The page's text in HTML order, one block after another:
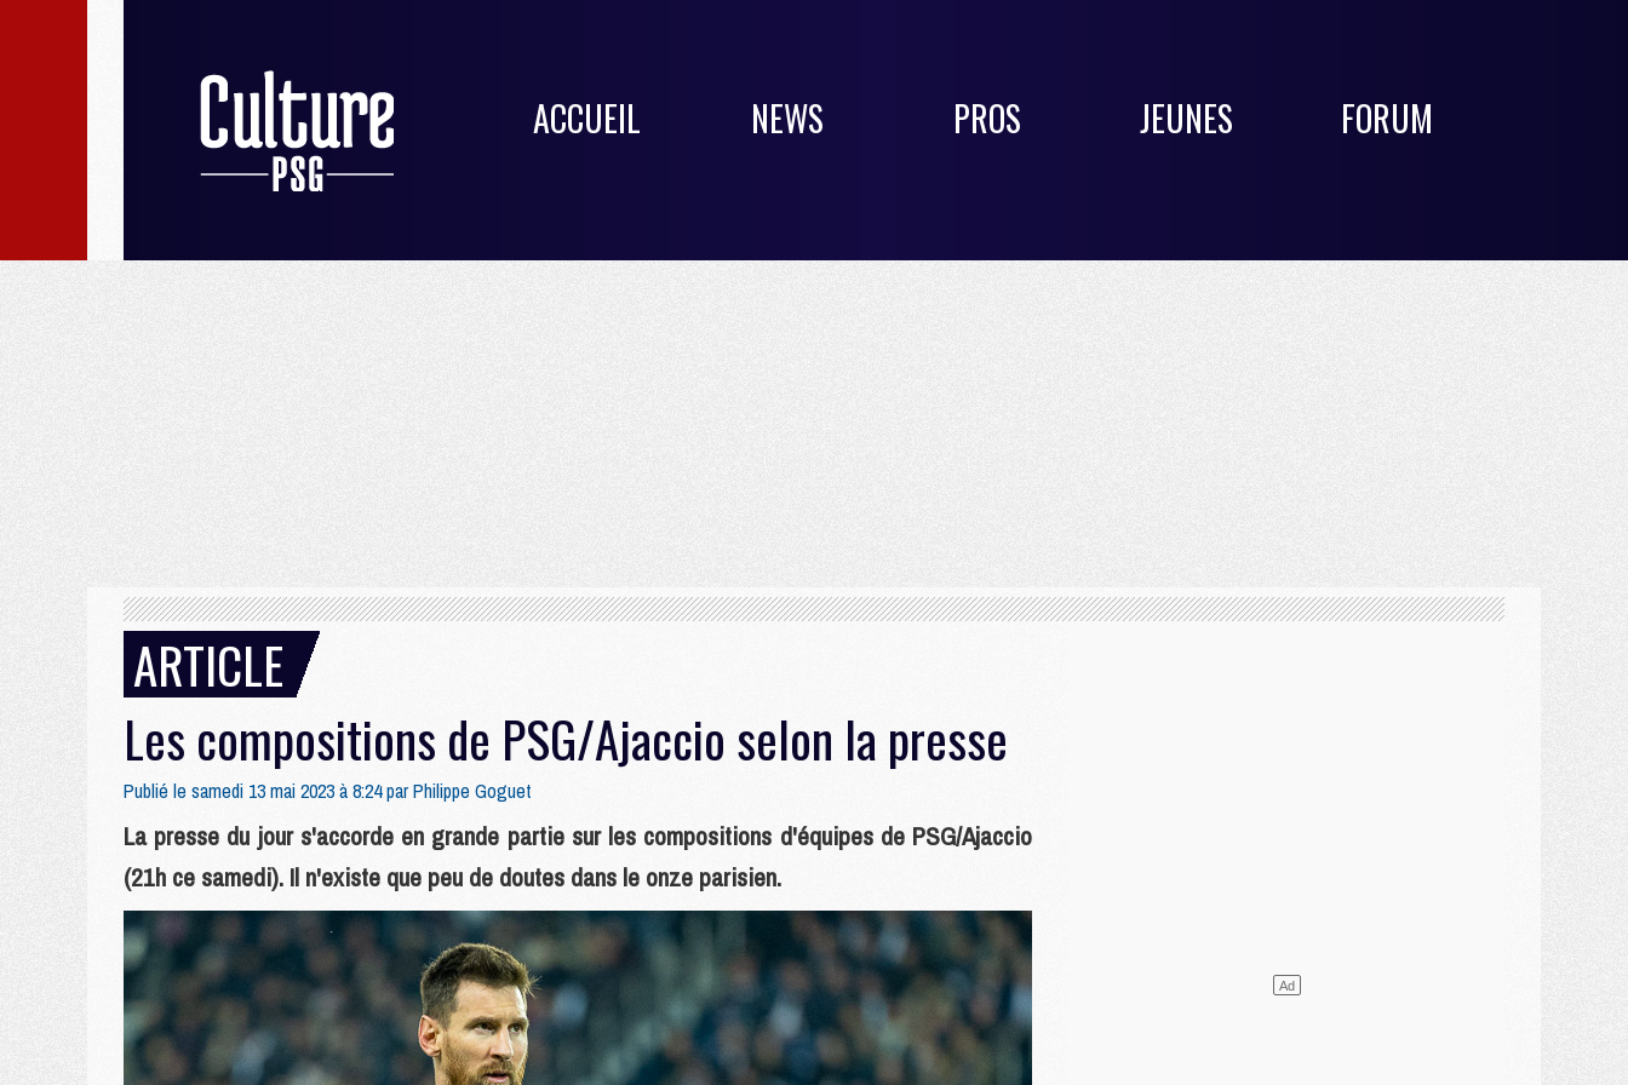
ACCUEIL NEWS PROS JEUNES FORUM
ARTICLE
Les compositions de PSG/Ajaccio selon la presse
Publié le samedi 13 mai 2023 à 8:24 parPhilippe Goguet
La presse du jour s'accorde en grande partie sur les compositions d'équipes de PSG/Ajaccio
(21h ce samedi). Il n'existe que peu de doutes dans le onze parisien.